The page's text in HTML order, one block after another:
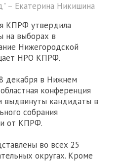
– Eкатерина Никишина
КПРФ утвердила
на выборах в
Нижегородской
НРО КПРФ.
декабря в Нижнем
конференция
выдвинуты кандидаты в
собрания
от КПРФ.
во всех 25
округах. Кроме